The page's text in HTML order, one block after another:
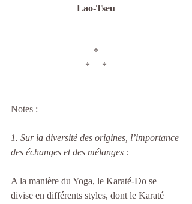
Lao-Tseu
*
*     *
Notes :
1. Sur la diversité des origines, l’importance
des échanges et des mélanges :
A la manière du Yoga, le Karaté-Do se
divise en différents styles, dont le Karaté